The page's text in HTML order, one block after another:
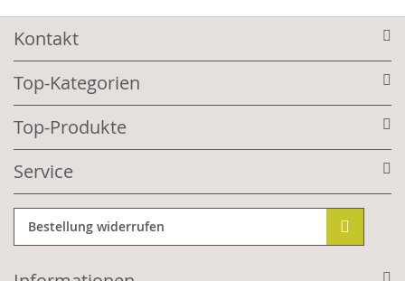
Kontakt
Top-Kategorien
Top-Produkte
Service
Bestellung widerrufen